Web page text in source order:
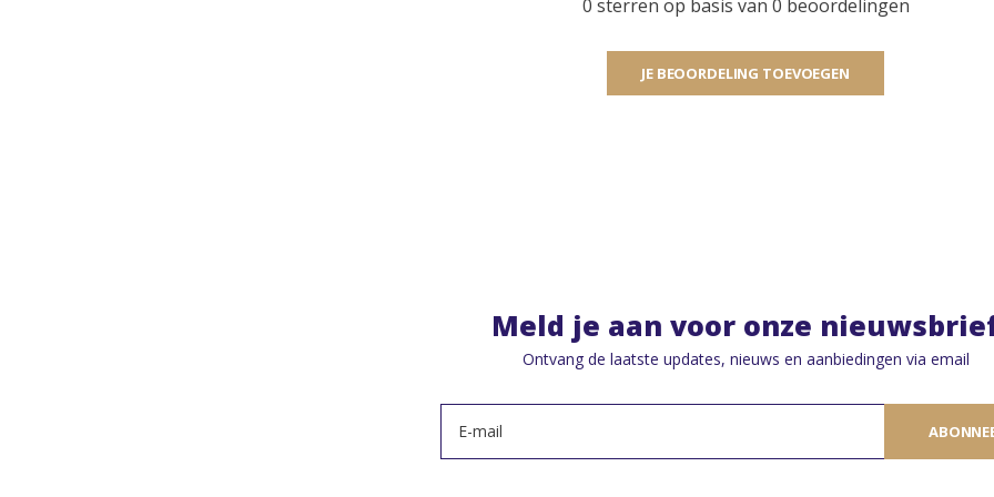
0 sterren op basis van 0 beoordelingen
JE BEOORDELING TOEVOEGEN
Meld je aan voor onze
Ontvang de laatste updates, nieuws en aanbiedingen via email